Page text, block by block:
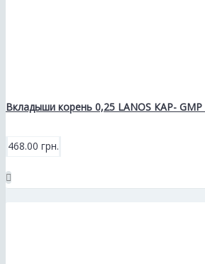
Вкладыши корень 0,25 LANOS КАР-
468.00 грн.